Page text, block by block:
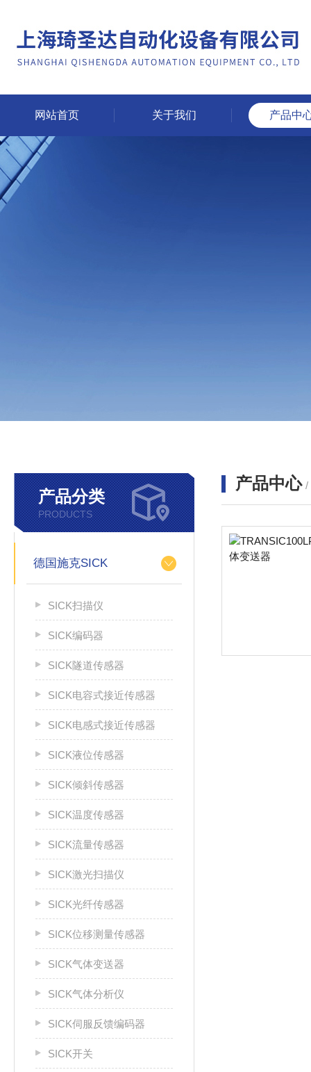
网站首页 关于我们 产品中
产品分类
PRODUCTS
德国施克SICK
SICK扫描仪
SICK编码器
SICK隧道传感器
SICK电容式接近传感器
SICK电感式接近传感器
SICK液位传感器
SICK倾斜传感器
SICK温度传感器
SICK流量传感器
SICK激光扫描仪
SICK光纤传感器
SICK位移测量传感器
SICK气体变送器
SICK气体分析仪
SICK伺服反馈编码器
SICK开关
产品中心 /